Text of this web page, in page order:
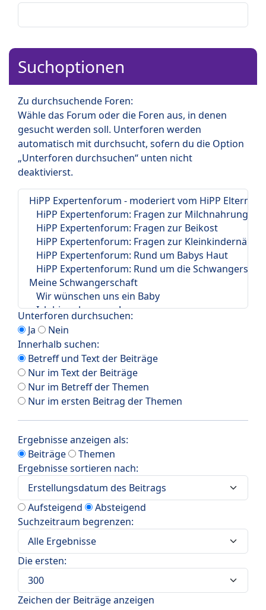
Suchoptionen
Zu durchsuchende Foren:
Wähle das Forum oder die Foren aus, in denen
gesucht werden soll. Unterforen werden
automatisch mit durchsucht, sofern du die Option
„Unterforen durchsuchen“ unten nicht
deaktivierst.
Unterforen durchsuchen:
Ja
Nein
Innerhalb suchen:
Betreff und Text der Beiträge
Nur im Text der Beiträge
Nur im Betreff der Themen
Nur im ersten Beitrag der Themen
Ergebnisse anzeigen als:
Beiträge
Themen
Ergebnisse sortieren nach:
Aufsteigend
Absteigend
Suchzeitraum begrenzen:
Die ersten:
Zeichen der Beiträge anzeigen